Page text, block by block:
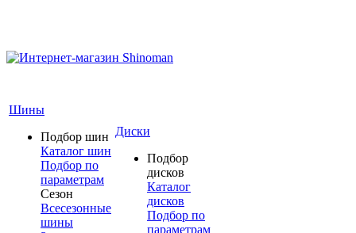
Шины
Подбор шин
Каталог шин
Подбор по
параметрам
Сезон
Всесезонные
шины
Диски
Подбор
дисков
Каталог
дисков
Подбор по
параметрам